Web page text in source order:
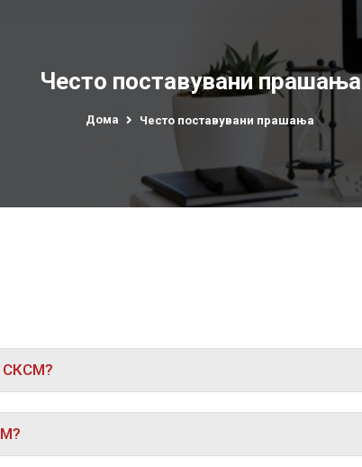
Често поставувани прашања
Дома Често поставувани прашања
СКСМ?